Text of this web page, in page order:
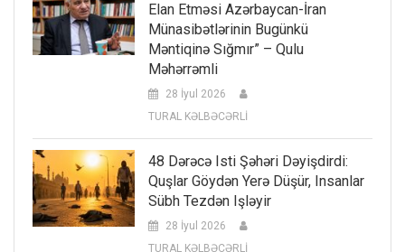
Elan Etməsi Azərbaycan-İran
Münasibətlərinin Bugünkü
Məntiqinə Sığmır” – Qulu
Məhərrəmli
28 İyul 2026
TURAL KƏLBƏCƏRLİ
48 Dərəcə Isti Şəhəri Dəyişdirdi:
Quşlar Göydən Yerə Düşür, Insanlar
Sübh Tezdən Işləyir
28 İyul 2026
TURAL KƏLBƏCƏRLİ